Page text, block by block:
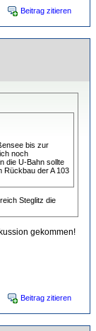
Beitrag zitieren
bis zur
noch
die U-Bahn sollte
Rückbau der A 103
Steglitz die
gekommen!
Beitrag zitieren